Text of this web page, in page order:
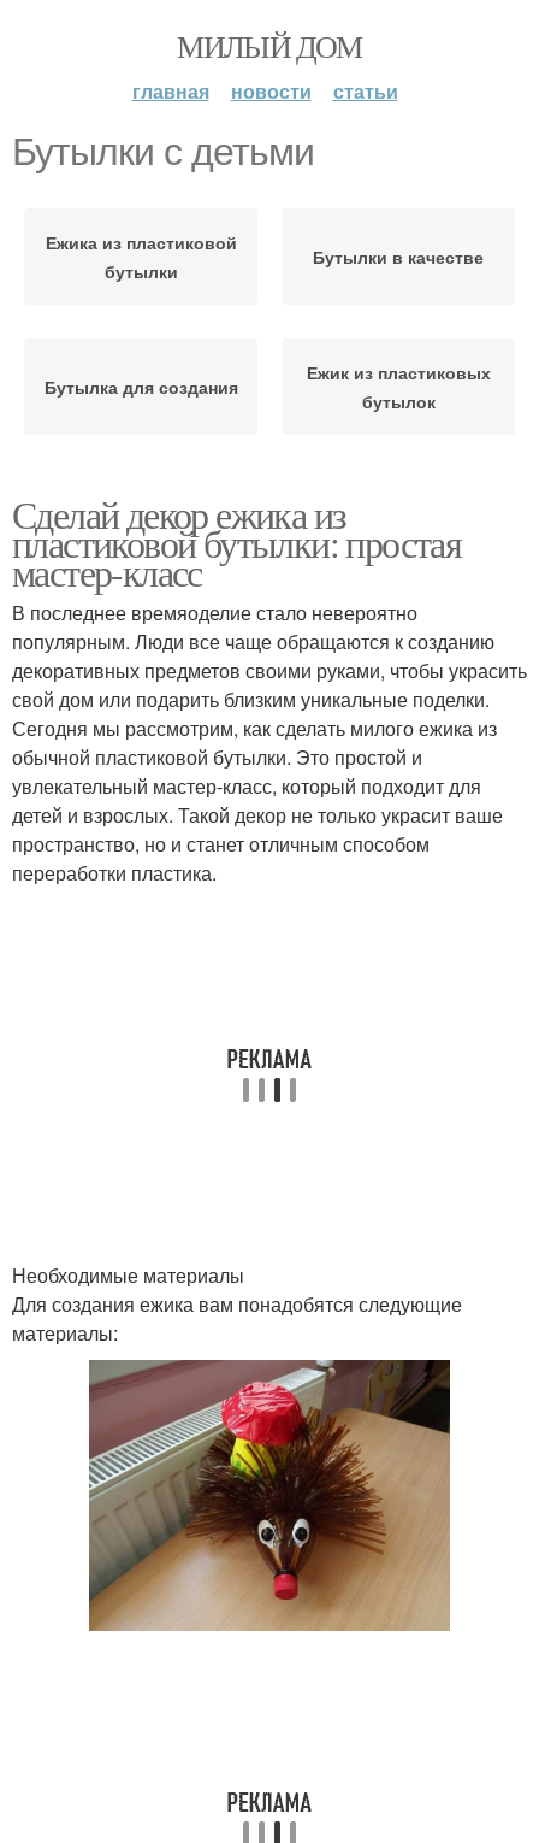
МИЛЫЙ ДОМ
главная новости статьи
Бутылки с детьми
Ежика из пластиковой
бутылки
Бутылки в качестве
Бутылка для создания
Ежик из пластиковых
бутылок
Сделай декор ежика из
пластиковой бутылки: простая
мастер-класс
В последнее времяоделие стало невероятно
популярным. Люди все чаще обращаются к созданию
декоративных предметов своими руками, чтобы украсить
свой дом или подарить близким уникальные поделки.
Сегодня мы рассмотрим, как сделать милого ежика из
обычной пластиковой бутылки. Это простой и
увлекательный мастер-класс, который подходит для
детей и взрослых. Такой декор не только украсит ваше
пространство, но и станет отличным способом
переработки пластика.
Необходимые материалы
Для создания ежика вам понадобятся следующие
материалы: